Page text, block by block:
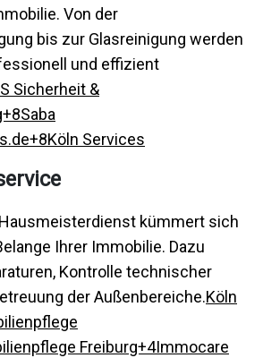
Von der
bis zur Glasreinigung werden
und effizient
Sicherheit &
Köln Services
kümmert sich
Ihrer Immobilie. Dazu
Kontrolle technischer
der Außenbereiche.Köln
Freiburg+4Immocare